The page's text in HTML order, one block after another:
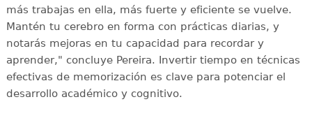
más trabajas en ella, más fuerte y eficiente se vuelve.
Mantén tu cerebro en forma con prácticas diarias, y
notarás mejoras en tu capacidad para recordar y
aprender," concluye Pereira. Invertir tiempo en técnicas
efectivas de memorización es clave para potenciar el
desarrollo académico y cognitivo.